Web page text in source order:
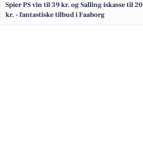
Spier PS vin til 39 kr. og Salling iskasse til 20
kr. - fantastiske tilbud i Faaborg